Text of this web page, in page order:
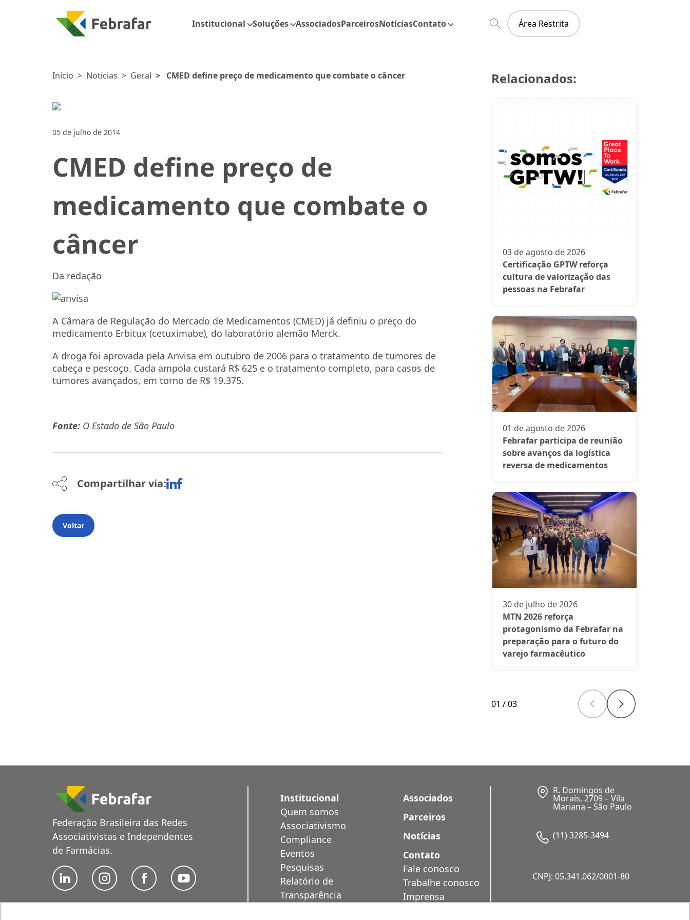
Institucional Soluções AssociadosParceirosNotíciasContato Área Restrita
Início > Noticias > Geral > CMED define preço de medicamento que combate o câncer
05 de julho de 2014
CMED define preço de
medicamento que combate o
câncer
Da redação
A Câmara de Regulação do Mercado de Medicamentos (CMED) já definiu o preço do
medicamento Erbitux (cetuximabe), do laboratório alemão Merck.
A droga foi aprovada pela Anvisa em outubro de 2006 para o tratamento de tumores de
cabeça e pescoço. Cada ampola custará R$ 625 e o tratamento completo, para casos de
tumores avançados, em torno de R$ 19.375.
Fonte: O Estado de São Paulo
Compartilhar via:
Voltar
Relacionados:
03 de agosto de 2026
Certificação GPTW reforça
cultura de valorização das
pessoas na Febrafar
01 de agosto de 2026
Febrafar participa de reunião
sobre avanços da logística
reversa de medicamentos
30 de julho de 2026
MTN 2026 reforça
protagonismo da Febrafar na
preparação para o futuro do
varejo farmacêutico
01 /03
Federação Brasileira das Redes
Associativistas e Independentes
de Farmácias.
Institucional
Quem somos
Associativismo
Compliance
Eventos
Pesquisas
Relatório de
Transparência
Associados
Parceiros
Notícias
Contato
Fale conosco
Trabalhe conosco
Imprensa
R. Domingos de
Morais, 2709 – Vila
Mariana – São Paulo
(11) 3285-3494
CNPJ: 05.341.062/0001-80